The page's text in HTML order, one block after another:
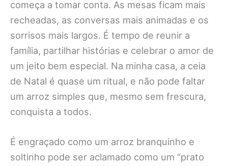
começa a tomar conta. As mesas ficam mais
recheadas, as conversas mais animadas e os
sorrisos mais largos. É tempo de reunir a
família, partilhar histórias e celebrar o amor de
um jeito bem especial. Na minha casa, a ceia
de Natal é quase um ritual, e não pode faltar
um arroz simples que, mesmo sem frescura,
conquista a todos.
É engraçado como um arroz branquinho e
soltinho pode ser aclamado como um “prato